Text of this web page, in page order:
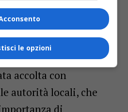
pericolosità della rete di
zona.
autorità
accolta con
autorità locali, che
di
le opzioni